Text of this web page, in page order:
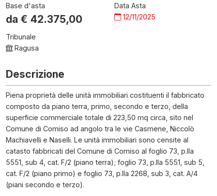
Base d'asta
da € 42.375,00
Data Asta
12/11/2025
Tribunale
Ragusa
Descrizione
Piena proprietà delle unità immobiliari costituenti il fabbricato
composto da piano terra, primo, secondo e terzo, della
superficie commerciale totale di 223,50 mq circa, sito nel
Comune di Comiso ad angolo tra le vie Casmene, Niccolò
Machiavelli e Naselli. Le unità immobiliari sono censite al
catasto fabbricati del Comune di Comiso al foglio 73, p.lla
5551, sub 4, cat. F/2 (piano terra); foglio 73, p.lla 5551, sub 5,
cat. F/2 (piano primo) e foglio 73, p.lla 2268, sub 3, cat. A/4
(piani secondo e terzo).